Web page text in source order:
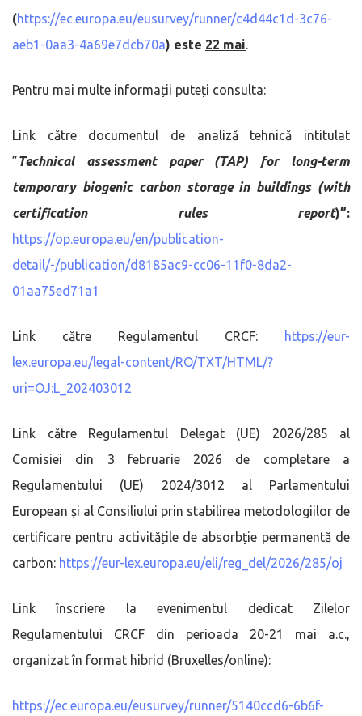
(https://ec.europa.eu/eusurvey/runner/c4d44c1d-3c76-
aeb1-0aa3-4a69e7dcb70a) este 22 mai.
Pentru mai multe informații puteți consulta:
Link către documentul de analiză tehnică intitulat
”Technical assessment paper (TAP) for long-term
temporary biogenic carbon storage in buildings (with
certification rules report)”:
https://op.europa.eu/en/publication-
detail/-/publication/d8185ac9-cc06-11f0-8da2-
01aa75ed71a1
Link către Regulamentul CRCF:
https://eur-
lex.europa.eu/legal-content/RO/TXT/HTML/?
uri=OJ:L_202403012
Link către Regulamentul Delegat (UE) 2026/285 al
Comisiei din 3 februarie 2026 de completare a
Regulamentului (UE) 2024/3012 al Parlamentului
European și al Consiliului prin stabilirea metodologiilor de
certificare pentru activitățile de absorbție permanentă de
carbon: https://eur-lex.europa.eu/eli/reg_del/2026/285/oj
Link înscriere la evenimentul dedicat Zilelor
Regulamentului CRCF din perioada 20-21 mai a.c.,
organizat în format hibrid (Bruxelles/online):
https://ec.europa.eu/eusurvey/runner/5140ccd6-6b6f-